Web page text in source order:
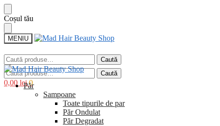
Sari
la
navigare
Sari
la
conținut
Coșul tău
MENIU
Caută
după:
Caută
0,00 lei 0
Caută
după:
Caută
Păr
Sampoane
Toate tipurile de par
Păr Ondulat
Păr Degradat